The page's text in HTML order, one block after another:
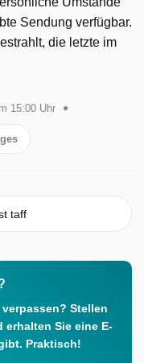
Sendung verfügbar.
die letzte im
15:00 Uhr
taff
Stellen
erhalten Sie eine E-
Praktisch!